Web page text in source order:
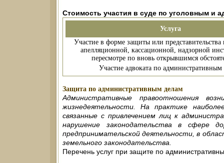
Стоимость участия в суде по уголовным и
Услуга
Участие в форме защиты или представительства
апелляционной, кассационной, надзорной
пересмотре по вновь открывшимся
Участие адвоката по административным
Защита по административным делам
Административные правоотношения
жизнедеятельности. На практике
связанные с привлечением лиц к
нарушение законодательства в сфере
предпринимательской деятельности, в
земельного законодательства.
Перечень услуг при защите по